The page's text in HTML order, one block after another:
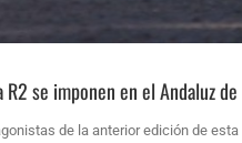
se imponen en el Andaluz
de la anterior edición de